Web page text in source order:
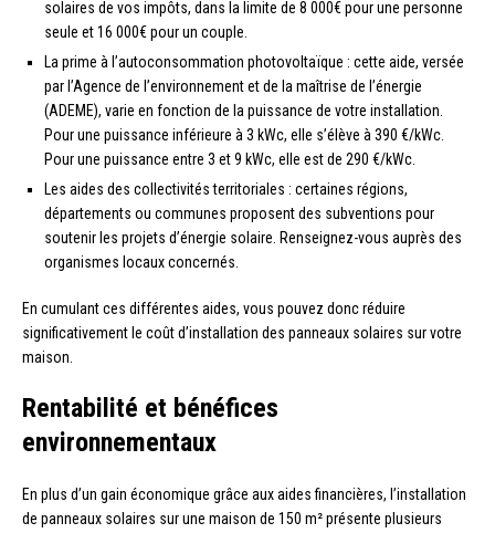
solaires de vos impôts, dans la limite de 8 000€ pour une personne
seule et 16 000€ pour un couple.
La prime à l’autoconsommation photovoltaïque : cette aide, versée
par l’Agence de l’environnement et de la maîtrise de l’énergie
(ADEME), varie en fonction de la puissance de votre installation.
Pour une puissance inférieure à 3 kWc, elle s’élève à 390 €/kWc.
Pour une puissance entre 3 et 9 kWc, elle est de 290 €/kWc.
Les aides des collectivités territoriales : certaines régions,
départements ou communes proposent des subventions pour
soutenir les projets d’énergie solaire. Renseignez-vous auprès des
organismes locaux concernés.
En cumulant ces différentes aides, vous pouvez donc réduire
significativement le coût d’installation des panneaux solaires sur votre
maison.
Rentabilité et bénéfices
environnementaux
En plus d’un gain économique grâce aux aides financières, l’installation
de panneaux solaires sur une maison de 150 m² présente plusieurs